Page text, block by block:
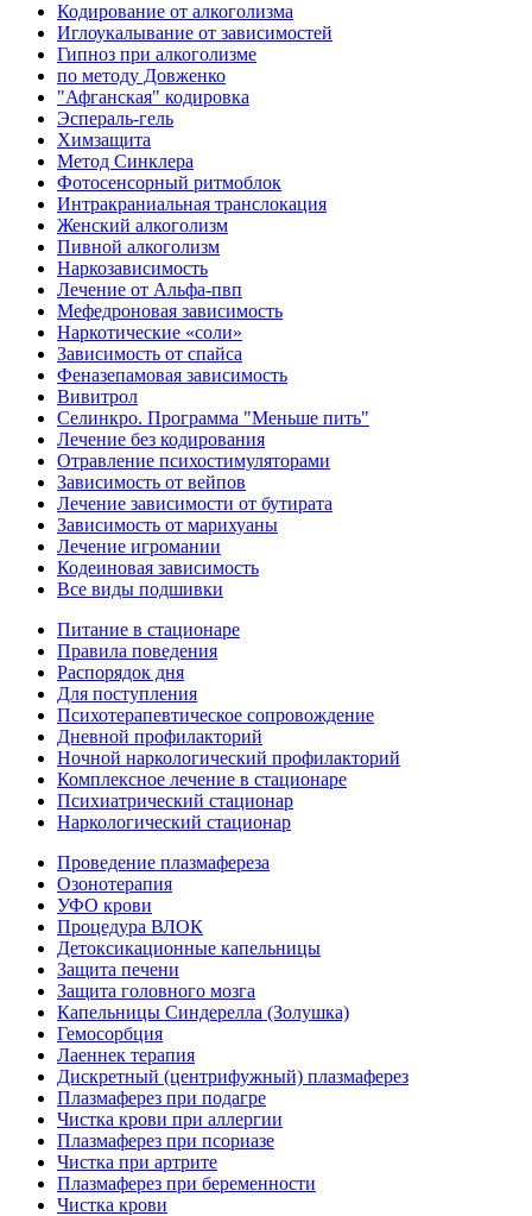
Кодирование от алкоголизма
Иглоукалывание от зависимостей
Гипноз при алкоголизме
по методу Довженко
"Афганская" кодировка
Эспераль-гель
Химзащита
Метод Синклера
Фотосенсорный ритмоблок
Интракраниальная транслокация
Женский алкоголизм
Пивной алкоголизм
Наркозависимость
Лечение от Альфа-пвп
Мефедроновая зависимость
Наркотические «соли»
Зависимость от спайса
Феназепамовая зависимость
Вивитрол
Селинкро. Программа "Меньше пить"
Лечение без кодирования
Отравление психостимуляторами
Зависимость от вейпов
Лечение зависимости от бутирата
Зависимость от марихуаны
Лечение игромании
Кодеиновая зависимость
Все виды подшивки
Питание в стационаре
Правила поведения
Распорядок дня
Для поступления
Психотерапевтическое сопровождение
Дневной профилакторий
Ночной наркологический профилакторий
Комплексное лечение в стационаре
Психиатрический стационар
Наркологический стационар
Проведение плазмафереза
Озонотерапия
УФО крови
Процедура ВЛОК
Детоксикационные капельницы
Защита печени
Защита головного мозга
Капельницы Синдерелла (Золушка)
Гемосорбция
Лаеннек терапия
Дискретный (центрифужный) плазмаферез
Плазмаферез при подагре
Чистка крови при аллергии
Плазмаферез при псориазе
Чистка при артрите
Плазмаферез при беременности
Чистка крови